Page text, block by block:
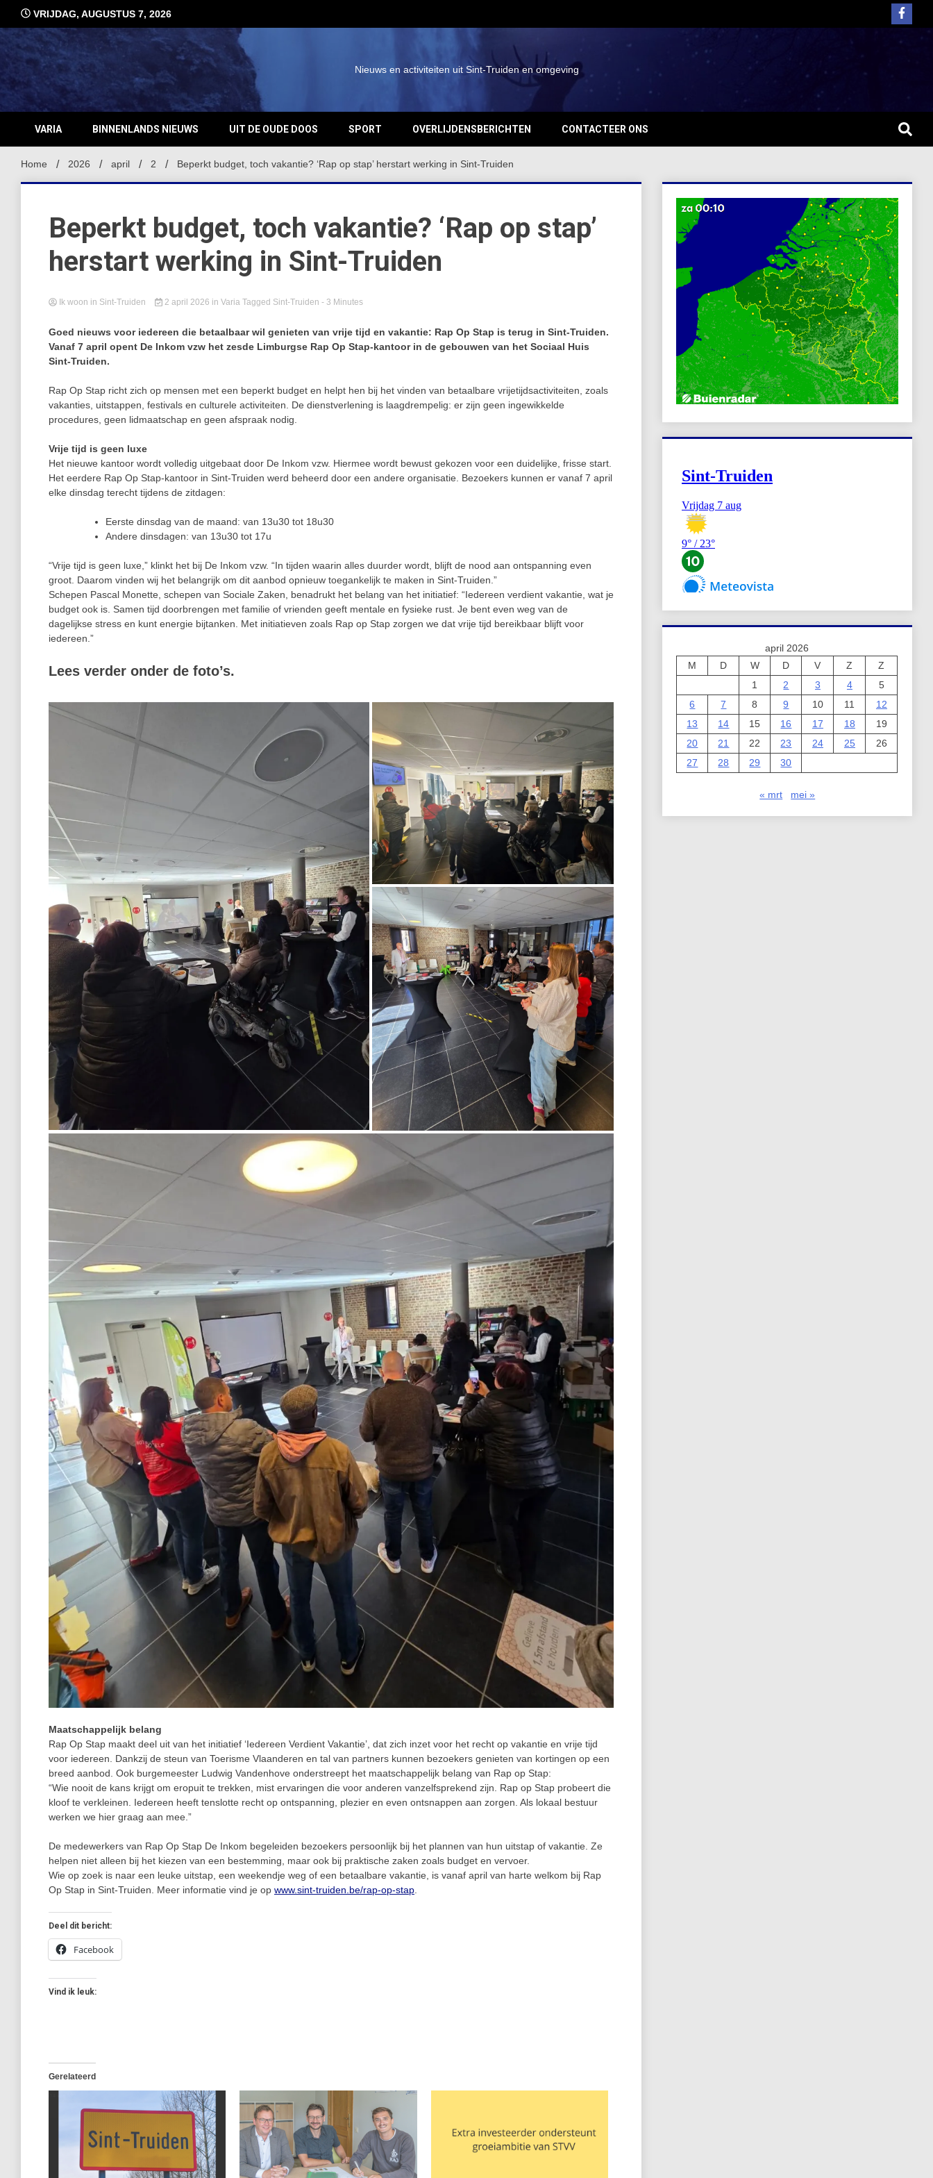
inhoud
VRIJDAG, AUGUSTUS 7, 2026
Nieuws en activiteiten uit Sint-Truiden en omgeving
VARIA BINNENLANDS NIEUWS UIT DE OUDE DOOS SPORT OVERLIJDENSBERICHTEN CONTACTEER ONS
Home 2026 april 2 Beperkt budget, toch vakantie? ‘Rap op stap’ herstart werking in Sint-Truiden
Beperkt budget, toch vakantie? ‘Rap op stap’
herstart werking in Sint-Truiden
Ik woon in Sint-Truiden 2 april 2026 in Varia Tagged Sint-Truiden - 3 Minutes
Goed nieuws voor iedereen die betaalbaar wil genieten van vrije tijd en vakantie: Rap Op Stap is terug in Sint-Truiden.
Vanaf 7 april opent De Inkom vzw het zesde Limburgse Rap Op Stap-kantoor in de gebouwen van het Sociaal Huis
Sint-Truiden.
Rap Op Stap richt zich op mensen met een beperkt budget en helpt hen bij het vinden van betaalbare vrijetijdsactiviteiten, zoals
vakanties, uitstappen, festivals en culturele activiteiten. De dienstverlening is laagdrempelig: er zijn geen ingewikkelde
procedures, geen lidmaatschap en geen afspraak nodig.
Vrije tijd is geen luxe
Het nieuwe kantoor wordt volledig uitgebaat door De Inkom vzw. Hiermee wordt bewust gekozen voor een duidelijke, frisse start.
Het eerdere Rap Op Stap-kantoor in Sint-Truiden werd beheerd door een andere organisatie. Bezoekers kunnen er vanaf 7 april
elke dinsdag terecht tijdens de zitdagen:
Eerste dinsdag van de maand: van 13u30 tot 18u30
Andere dinsdagen: van 13u30 tot 17u
“Vrije tijd is geen luxe,” klinkt het bij De Inkom vzw. “In tijden waarin alles duurder wordt, blijft de nood aan ontspanning even
groot. Daarom vinden wij het belangrijk om dit aanbod opnieuw toegankelijk te maken in Sint-Truiden.”
Schepen Pascal Monette, schepen van Sociale Zaken, benadrukt het belang van het initiatief: “Iedereen verdient vakantie, wat je
budget ook is. Samen tijd doorbrengen met familie of vrienden geeft mentale en fysieke rust. Je bent even weg van de
dagelijkse stress en kunt energie bijtanken. Met initiatieven zoals Rap op Stap zorgen we dat vrije tijd bereikbaar blijft voor
iedereen.”
Lees verder onder de foto’s.
Maatschappelijk belang
Rap Op Stap maakt deel uit van het initiatief ‘Iedereen Verdient Vakantie’, dat zich inzet voor het recht op vakantie en vrije tijd
voor iedereen. Dankzij de steun van Toerisme Vlaanderen en tal van partners kunnen bezoekers genieten van kortingen op een
breed aanbod. Ook burgemeester Ludwig Vandenhove onderstreept het maatschappelijk belang van Rap op Stap:
“Wie nooit de kans krijgt om eropuit te trekken, mist ervaringen die voor anderen vanzelfsprekend zijn. Rap op Stap probeert die
kloof te verkleinen. Iedereen heeft tenslotte recht op ontspanning, plezier en even ontsnappen aan zorgen. Als lokaal bestuur
werken we hier graag aan mee.”
De medewerkers van Rap Op Stap De Inkom begeleiden bezoekers persoonlijk bij het plannen van hun uitstap of vakantie. Ze
helpen niet alleen bij het kiezen van een bestemming, maar ook bij praktische zaken zoals budget en vervoer.
Wie op zoek is naar een leuke uitstap, een weekendje weg of een betaalbare vakantie, is vanaf april van harte welkom bij Rap
Op Stap in Sint-Truiden. Meer informatie vind je op www.sint-truiden.be/rap-op-stap
Deel dit bericht:
Facebook
Vind ik leuk:
Gerelateerd
april 2026
M
D W D V Z
Z
1
2 3 4
5
6
7 8 9 10 11
12
13
14 15 16 17 18
19
20
21 22 23 24 25
26
27
28 29 30
« mrt mei »